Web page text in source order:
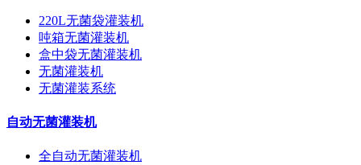
220L无菌袋灌装机
吨箱无菌灌装机
盒中袋无菌灌装机
无菌灌装机
无菌灌装系统
自动无菌灌装机
全自动无菌灌装机